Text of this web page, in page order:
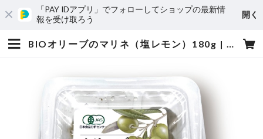
「PAY IDアプリ」でフォローしてショップの最新情
報を受け取ろう
開く
BIOオリーブのマリネ（塩レモン）180g | シェリーズオンラインショップ